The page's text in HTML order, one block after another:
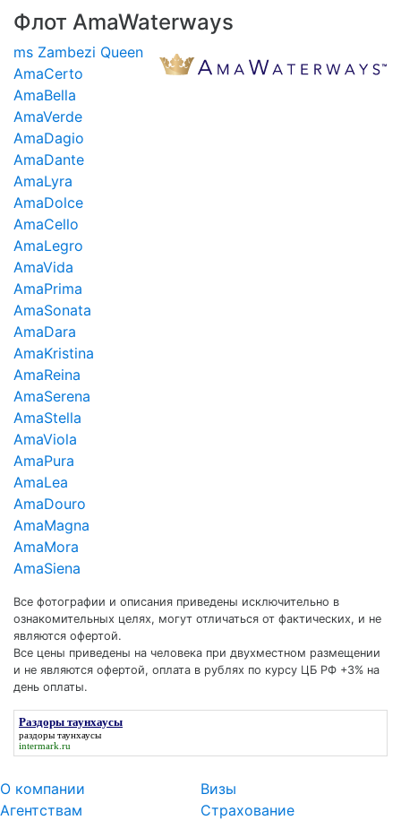
Флот AmaWaterways
ms Zambezi Queen
AmaCerto
AmaBella
AmaVerde
AmaDagio
AmaDante
AmaLyra
AmaDolce
AmaCello
AmaLegro
AmaVida
AmaPrima
AmaSonata
AmaDara
AmaKristina
AmaReina
AmaSerena
AmaStella
AmaViola
AmaPura
AmaLea
AmaDouro
AmaMagna
AmaMora
AmaSiena
Все фотографии и описания приведены исключительно в
ознакомительных целях, могут отличаться от фактических, и не
являются офертой.
Все цены приведены на человека при двухместном размещении
и не являются офертой, оплата в рублях по курсу ЦБ РФ +3% на
день оплаты.
Раздоры таунхаусы
раздоры таунхаусы
intermark.ru
О компании
Агентствам
Визы
Страхование